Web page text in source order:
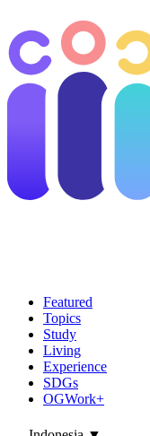
Featured
Topics
Study
Living
Experience
SDGs
OGWork+